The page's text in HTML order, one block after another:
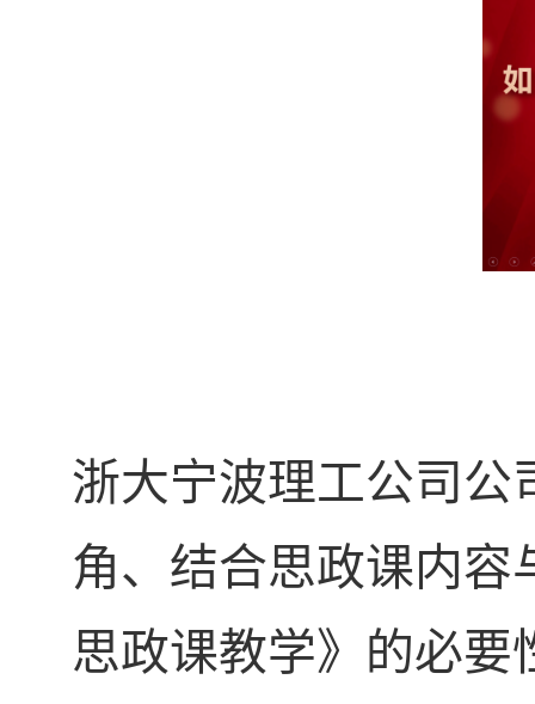
浙大宁波理工公司公
角、结合思政课内容
思政课教学》的必要